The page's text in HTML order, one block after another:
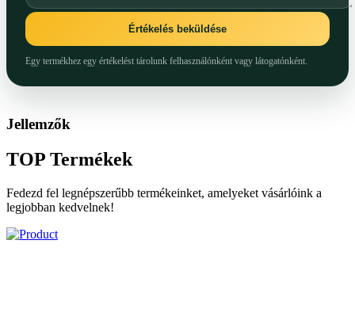
Értékelés beküldése
Egy termékhez egy értékelést tárolunk felhasználónként vagy látogatónként.
Jellemzők
TOP Termékek
Fedezd fel legnépszerűbb termékeinket, amelyeket vásárlóink a
legjobban kedvelnek!